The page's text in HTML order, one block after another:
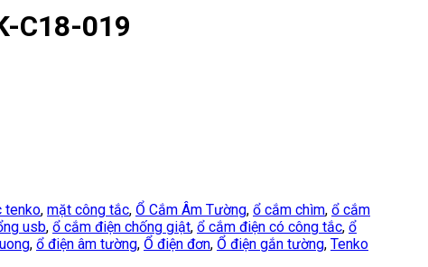
C18-019
tenko, mặt công tắc, Ổ Cắm Âm Tường, ổ cắm chìm, ổ cắm
usb, ổ cắm điện chống giật, ổ cắm điện có công tắc, ổ
, ổ điện âm tường, Ổ điện đơn, Ổ điện gắn tường, Tenko